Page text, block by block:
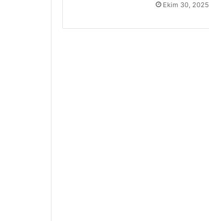
Ekim 30, 2025